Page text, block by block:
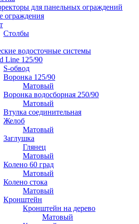
для панельных ограждений
ограждения
Столбы
водосточные системы
Line 125/90
S-обвод
Воронка 125/90
Матовый
Воронка водосборная 250/90
Матовый
Втулка соединительная
Желоб
Матовый
Заглушка
Глянец
Матовый
Колено 60 град
Матовый
Колено стока
Матовый
Кронштейн
Кронштейн на дерево
Матовый